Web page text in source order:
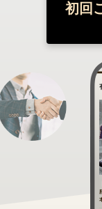
初回